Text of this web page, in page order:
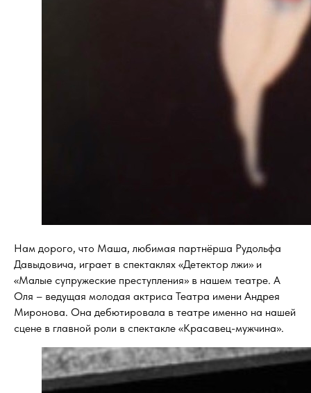
Нам дорого, что Маша, любимая партнёрша Рудольфа
Давыдовича, играет в спектаклях «Детектор лжи» и
«Малые супружеские преступления» в нашем театре. А
Оля – ведущая молодая актриса Театра имени Андрея
Миронова. Она дебютировала в театре именно на нашей
сцене в главной роли в спектакле «Красавец-мужчина».